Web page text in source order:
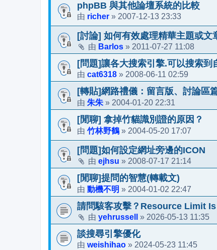
phpBB 與其他論壇系統的比較
由 richer » 2007-12-13 23:33
[討論] 如何有效處理精華主題或文
由 Barlos » 2011-07-27 11:08
[問題]讓各大搜索引擎.可以搜索
由 cat6318 » 2008-06-11 02:59
[轉貼]網路禮儀：留言版、討論區
由 朱朱» 2004-01-20 22:31
[閒聊] 拿掉竹貓識別證的原因？
由 竹林野鶴 » 2004-05-20 17:07
[問題]如何設定網址旁邊的ICON
由 ejhsu » 2008-07-17 21:14
[閒聊]提問的智慧(轉載文)
由 動機不明 » 2004-01-02 22:47
請問駭客攻擊？Resource Limit
由 yehrussell » 2026-05-13 11:35
談搜尋引擎優化
由 weishihao » 2024-05-23 11:45